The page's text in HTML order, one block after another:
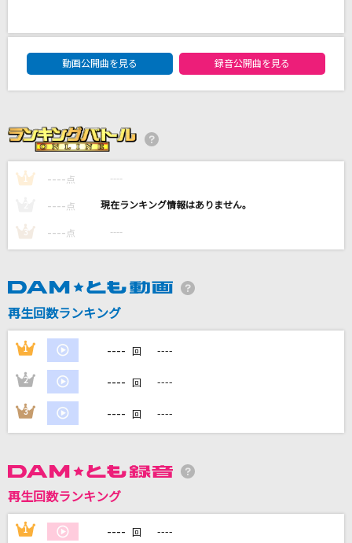
アンジュルム
Same Blue
[生音]ランナウェイ
DAYBREAK IT
iCO
DAMの新曲・ランキングなど
カラオケ最新情報をチェック！
カラオケをもっと楽しもう！
DAM★ともボーカルエントリーランキング
動画公開曲を見る
録音公開曲を見る
1 ---- 点 ----
---- 点 ----
3 ---- 点 ----
再生回数ランキング
1 ---- 回 ----
2 ---- 回 ----
3 ---- 回 ----
再生回数ランキング
1 ---- 回 ----